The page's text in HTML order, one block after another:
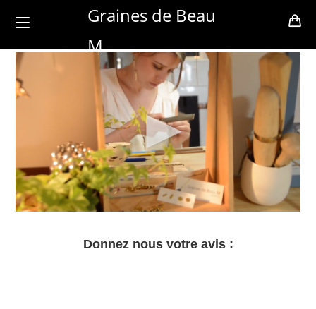
Graines de Beau
M
Donnez nous votre avis :